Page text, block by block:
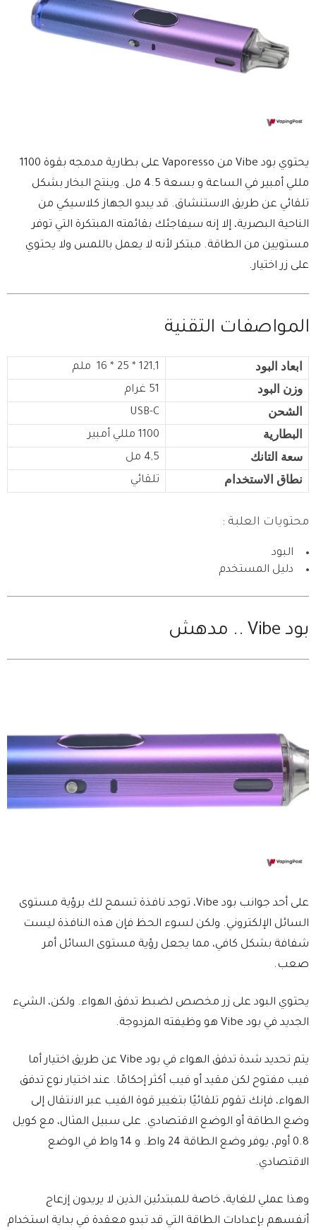
يحتوي بود Vibe من Vaporesso على بطارية مدمجه بقوة 1100
مللي أمبير في الساعة و بسعة 4.5 مل. وينتج البخار بشكل
تلقائي عن طريق الاستنشاق. قد يبدو الجهاز كلاسيكي من
الناحية البصرية، إلا إنه سيفاجئك بقائمته المبتكرة التي توفر
مستويين من الطاقة. مبتكر لأنه لا يعمل باللمس ولا يحتوي
على زر اختيار.
المواصفات التقنية
ابعاد البود 121,1 * 25 * 16 ملم
وزن البود 51 غرام
الشحن USB-C
البطارية 1100 مللي أمبير
سعة التانك 4,5 مل
نطاق الاستخدام تلقائي
محتويات العلبة :
البود
دليل المستخدم
بود Vibe .. مدهش
على أحد جوانب بود Vibe، توجد نافذة تسمح لك برؤية مستوى
السائل الإلكتروني. ولكن لسوء الحظ فإن هذه النافذة ليست
شفافة بشكل كافي، مما يجعل رؤية مستوى السائل أمر
صعب.
يحتوي البود على زر مخصص لضبط تدفق الهواء. ولكن، الشيء
الجديد في بود Vibe هو وظيفته المزدوجة.
يتم تحديد شدة تدفق الهواء في بود Vibe عن طريق اختيار أما
فيب مفتوح لكن مقيد أو فيب أكثر إحكامًا. عند اختيار نوع تدفق
الهواء، فإنك تقوم تلقائيًا بتغيير قوة الفيب عبر الانتقال إلى
وضع الطاقة أو الوضع الاقتصادي. على سبيل المثال، مع كويل
0.8 أوم، يوفر وضع الطاقة 24 واط. و 14 واط في الوضع
الاقتصادي.
وهذا عملي للغاية، خاصة للمبتدئين الذين لا يريدون إزعاج
أنفسهم بإعدادات الطاقة التي قد تبدو معقدة في بداية استخدام